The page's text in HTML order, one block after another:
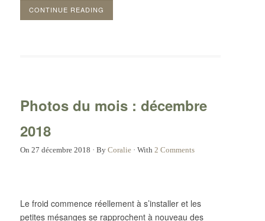
CONTINUE READING
Photos du mois : décembre
2018
On 27 décembre 2018 · By Coralie· With 2 Comments
Le froid commence réellement à s’installer et les
petites mésanges se rapprochent à nouveau des